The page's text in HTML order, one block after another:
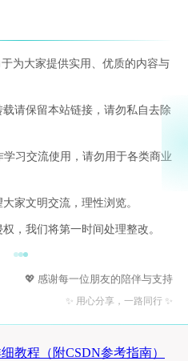
为大家提供实用、优质的内容与
请保留本站链接，请勿私自去除
习交流使用，请勿用于各类商业
家文明交流，理性浏览。
，我们将第一时间处理整改。
💖 感谢每一位朋友的陪伴与支持
✨ 用心分享，一路同行 ✨
教程（附CSDN参考指南）